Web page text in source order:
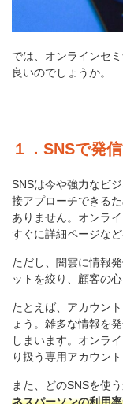
では、オンラインセ
良いのでしょうか。
１．SNSで発
SNSは今や強力なビ
接アプローチできる
ありません。オンラ
すぐに詳細ページな
ただし、闇雲に情報
ットを絞り、顧客の
たとえば、アカウン
ょう。雑多な情報を
しまいます。オンラ
り扱う専用アカウン
また、どのSNSを使